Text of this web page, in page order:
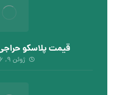
قیمت پلاسکو
ژوئن ۹, ۲۰۲۶